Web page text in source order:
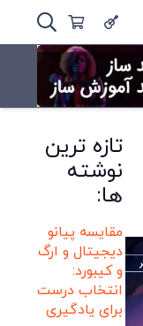
تازه ترین
نوشته
ها:
مقایسه پیانو
دیجیتال و ارگ
و کیبورد:
انتخاب درست
برای یادگیری